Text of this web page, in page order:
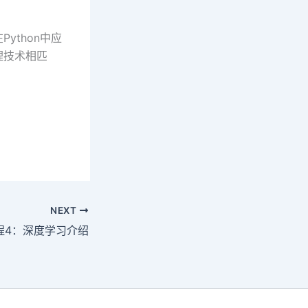
Python中应
术相匹
NEXT
4：深度学习介绍